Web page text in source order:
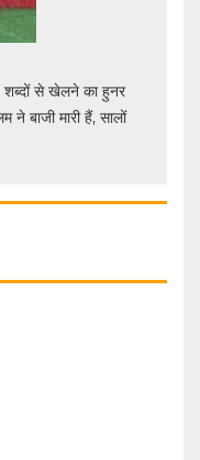
शब्दों से खेलने का हुनर
बाजी मारी हैं, सालों